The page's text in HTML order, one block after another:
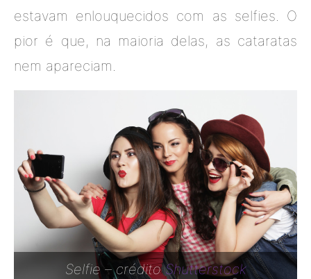
estavam enlouquecidos com as selfies. O
pior é que, na maioria delas, as cataratas
nem apareciam.
Selfie – créditoShutterstock